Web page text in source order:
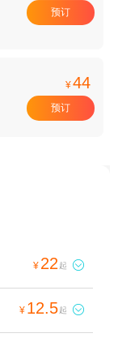
预订
¥44
预订
¥ 22 起 
¥ 12.5起 